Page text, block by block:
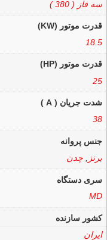
سه فاز ( 380 )
قدرت موتور (KW)
18.5
قدرت موتور (HP)
25
شدت جریان ( A )
38
جنس پروانه
برنز
,چدن
سری دستگاه
MD
کشور سازنده
ایران